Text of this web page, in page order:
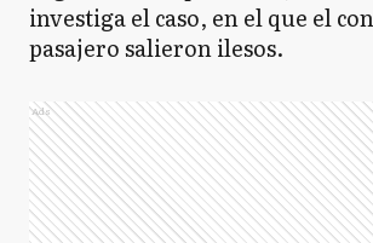
investiga el caso, en el que el
pasajero salieron ilesos.
Ads